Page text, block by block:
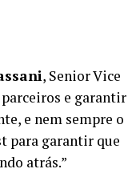
, Senior Vice
e garantir
e nem sempre o
para garantir que
atrás.”